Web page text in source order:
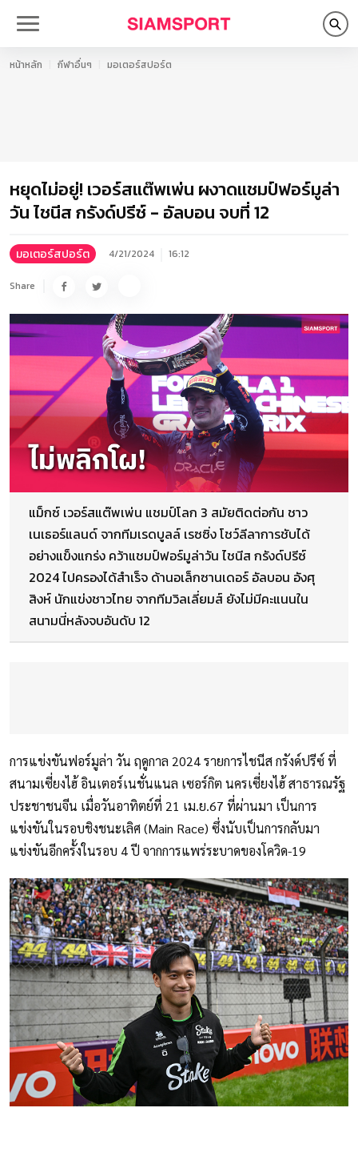
หน้าหลัก กีฬาอื่นๆ มอเตอร์สปอร์ต
หยุดไม่อยู่! เวอร์สแต๊พเพ่น ผงาดแชมป์ฟอร์มูล่า
วัน ไชนีส กรังด์ปรีซ์ - อัลบอน จบที่ 12
มอเตอร์สปอร์ต 4/21/2024 16:12
Share
แม็กซ์ เวอร์สแต๊พเพ่น แชมป์โลก 3 สมัยติดต่อกัน ชาว
เนเธอร์แลนด์ จากทีมเรดบูลล์ เรซซิ่ง โชว์ลีลาการชับได้
อย่างแข็งแกร่ง คว้าแชมป์ฟอร์มูล่าวัน ไชนีส กรังด์ปรีซ์
2024 ไปครองได้สำเร็จ ด้านอเล็กซานเดอร์ อัลบอน อังศุ
สิงห์ นักแข่งชาวไทย จากทีมวิลเลี่ยมส์ ยังไม่มีคะแนนใน
สนามนี่หลังจบอันดับ 12
การแข่งขันฟอร์มูล่า วัน ฤดูกาล 2024 รายการไชนีส กรังด์ปรีซ์ ที่
สนามเซี่ยงไฮ้ อินเตอร์เนชั่นแนล เซอร์กิต นครเซี่ยงไฮ้ สาธารณรัฐ
ประชาชนจีน เมื่อวันอาทิตย์ที่ 21 เม.ย.67 ที่ผ่านมา เป็นการ
แข่งขันในรอบชิงชนะเลิศ (Main Race) ซึ่งนับเป็นการกลับมา
แข่งขันอีกครั้งในรอบ 4 ปี จากการแพร่ระบาดของโควิด-19